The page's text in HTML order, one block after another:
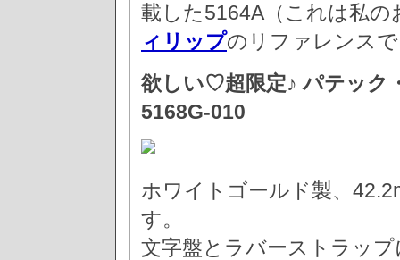
載した5164A（これは私
ィリップのリファレンス
欲しい♡超限定♪ パテック
5168G-010
ホワイトゴールド製、
す。
文字盤とラバーストラッ